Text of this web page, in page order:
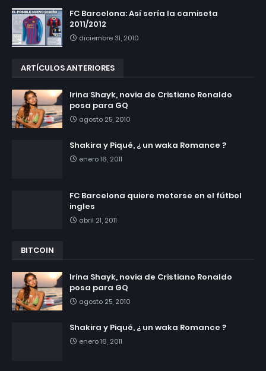
FC Barcelona: Así sería la camiseta
2011/2012
diciembre 31, 2010
ARTÍCULOS ANTERIORES
Irina Shayk, novia de Cristiano Ronaldo
posa para GQ
agosto 25, 2010
Shakira y Piqué, ¿ un waka Romance ?
enero 16, 2011
FC Barcelona quiere meterse en el fútbol
ingles
abril 21, 2011
BITCOIN
Irina Shayk, novia de Cristiano Ronaldo
posa para GQ
agosto 25, 2010
Shakira y Piqué, ¿ un waka Romance ?
enero 16, 2011